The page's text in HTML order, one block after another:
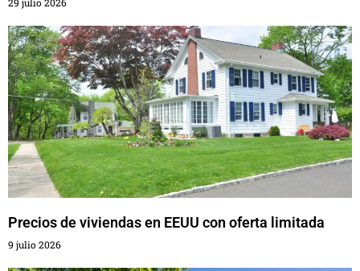
Precios de viviendas en EEUU con oferta limitada
9 julio 2026